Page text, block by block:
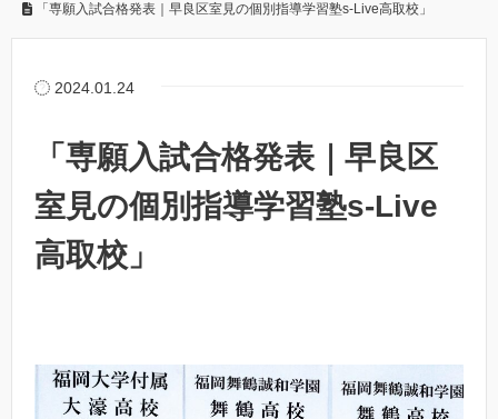
「専願入試合格発表｜早良区室見の個別指導学習塾s-Live高取校」
2024.01.24
「専願入試合格発表｜早良区
室見の個別指導学習塾s-Live
高取校」